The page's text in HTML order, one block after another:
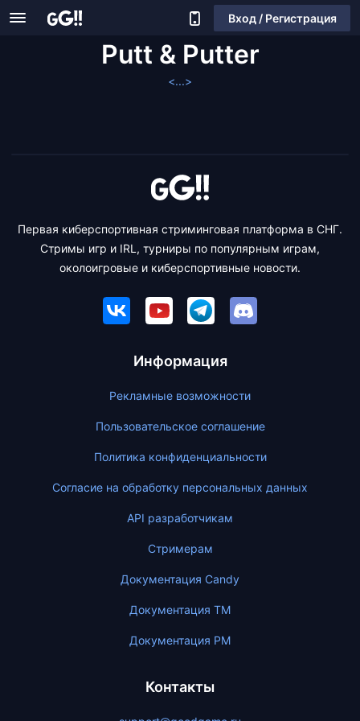
Вход / Регистрация
Putt & Putter
<...>
Первая киберспортивная стриминговая платформа в СНГ.
Стримы игр и IRL, турниры по популярным играм,
околоигровые и киберспортивные новости.
Информация
Рекламные возможности
Пользовательское соглашение
Политика конфиденциальности
Согласие на обработку персональных данных
API разработчикам
Стримерам
Документация Candy
Документация ТМ
Документация PM
Контакты